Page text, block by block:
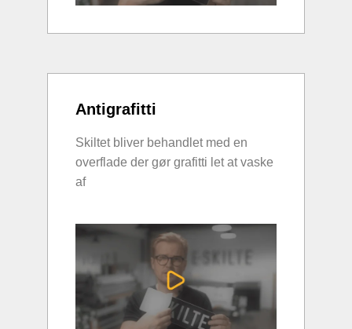
Antigrafitti
Skiltet bliver behandlet med en
overflade der gør grafitti let at vaske
af